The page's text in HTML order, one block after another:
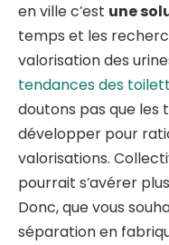
en ville c’est une
temps et les
valorisation des
tendances des
doutons pas que
développer pour
valorisations.
pourrait s’avérer
Donc, que vous
séparation en